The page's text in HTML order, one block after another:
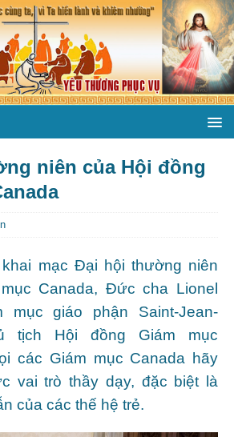
niên của Hội đồng
mạc Đại hội thường niên
Canada, Đức cha Lionel
mục giáo phận Saint-Jean-
tịch Hội đồng Giám mục
các Giám mục Canada hãy
vai trò thầy dạy, đặc biệt là
của các thế hệ trẻ.